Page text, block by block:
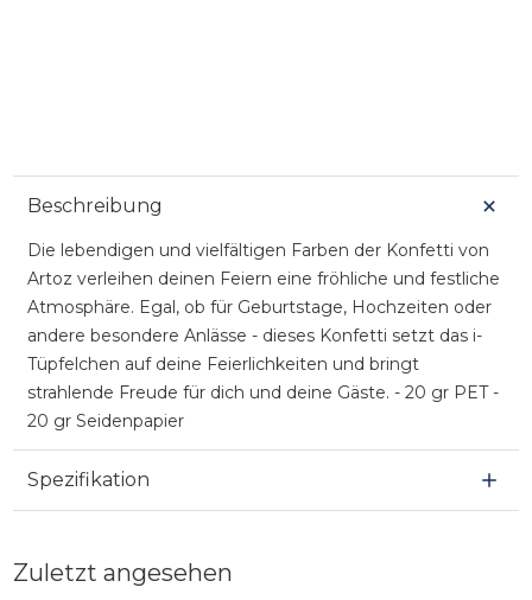
Beschreibung
Die lebendigen und vielfältigen Farben der Konfetti von
Artoz verleihen deinen Feiern eine fröhliche und festliche
Atmosphäre. Egal, ob für Geburtstage, Hochzeiten oder
andere besondere Anlässe - dieses Konfetti setzt das i-
Tüpfelchen auf deine Feierlichkeiten und bringt
strahlende Freude für dich und deine Gäste. - 20 gr PET -
20 gr Seidenpapier
Spezifikation
Zuletzt angesehen